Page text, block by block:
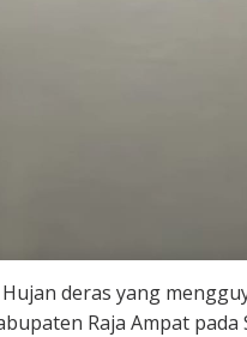
deras yang
Raja Ampat pada